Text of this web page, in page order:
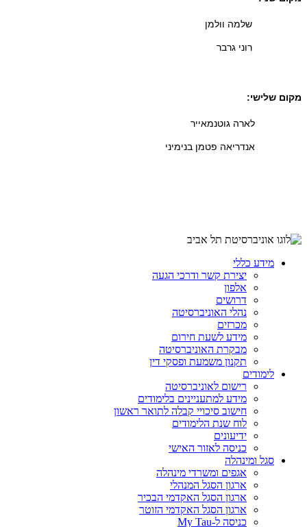
שלמה וולמן
רוני גרבר
מקום שלישי:
לארה גוטנמאייר
אנדריאה פטמן בנימיני
מידע כללי
יצירת קשר ודרכי הגעה
אלפון
דרושים
נהלי האוניברסיטה
מכרזים
מידע לשעת חירום
מבקרת האוניברסיטה
תקנון משמעת ופסקי דין
לימודים
רישום לאוניברסיטה
מידע למתעניינים בלימודים
חישוב סיכויי קבלה לתואר ראשון
לוח שנת הלימודים
ידיעונים
כניסה לאזור האישי
סגל ומינהלה
אגפים ומשרדי מינהלה
ארגון הסגל המנהלי
ארגון הסגל האקדמי הבכיר
ארגון הסגל האקדמי הזוטר
כניסה ל-My Tau